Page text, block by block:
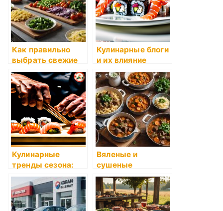
Как правильно
выбрать свежие
продукты
Кулинарные блоги
и их влияние
Кулинарные
тренды сезона:
что нового?
Вяленые и
сушеные
продукты: что
знать и как
использовать